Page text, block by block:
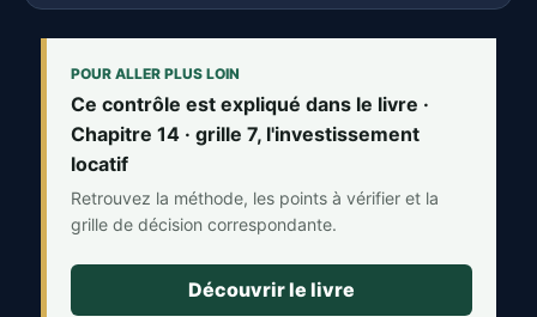
POUR ALLER PLUS LOIN
Ce contrôle est expliqué dans le livre ·
Chapitre 14 · grille 7, l'investissement
locatif
Retrouvez la méthode, les points à vérifier et la
grille de décision correspondante.
Découvrir le livre